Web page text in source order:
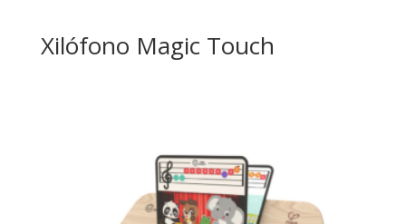
Xilófono Magic Touch